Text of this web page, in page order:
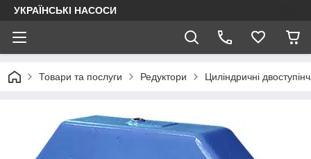
УКРАЇНСЬКІ НАСОСИ
Товари та послуги Редуктори Циліндричні